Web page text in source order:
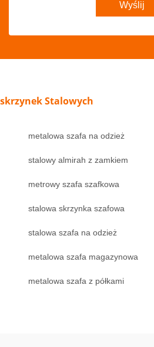
Wyślij
skrzynek Stalowych
metalowa szafa na odzież
stalowy almirah z zamkiem
metrowy szafa szafkowa
stalowa skrzynka szafowa
stalowa szafa na odzież
metalowa szafa magazynowa
metalowa szafa z półkami